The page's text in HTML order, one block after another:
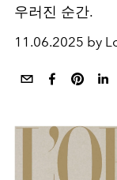
우러진 순간.
11.06.2025 by